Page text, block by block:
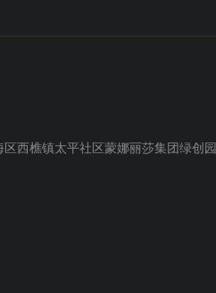
区西樵镇太平社区蒙娜丽莎集团绿创园